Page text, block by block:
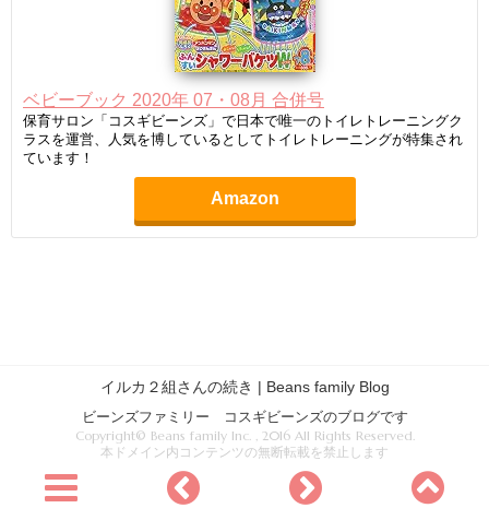
ベビーブック 2020年 07・08月 合併号
保育サロン「コスギビーンズ」で日本で唯一のトイレトレーニングク
ラスを運営、人気を博しているとしてトイレトレーニングが特集され
ています！
Amazon
イルカ２組さんの続き | Beans family Blog
ビーンズファミリー コスギビーンズのブログです
Copyright© Beans family Inc. , 2016 All Rights Reserved.
本ドメイン内コンテンツの無断転載を禁止します